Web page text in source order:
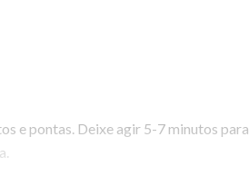
e pontas. Deixe agir 5-7 minutos para